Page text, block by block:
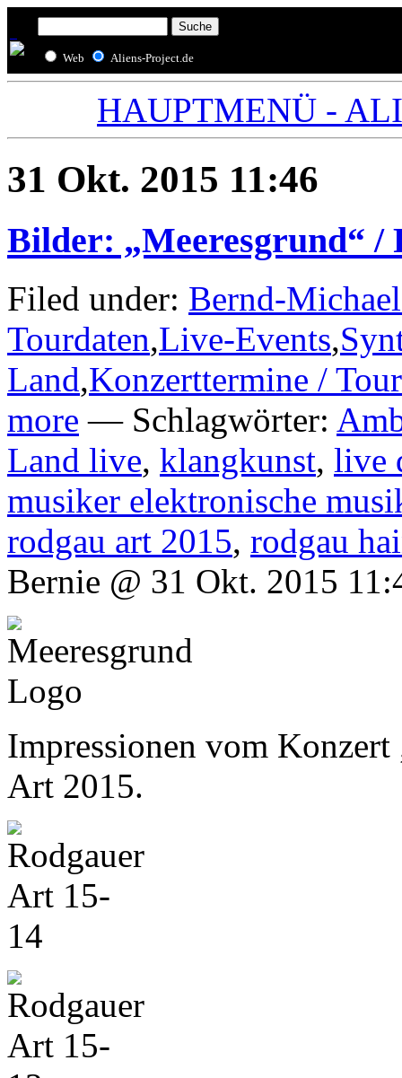
Web Aliens-Project.de
HAUPTMENÜ -
31 Okt. 2015 11:46
Bilder: „Meeresgrund“ /
Filed under: Bernd-
Tourdaten,Live-Events,
Land,Konzerttermine /
more — Schlagwörter:
Land live, klangkunst, live
musiker elektronische
rodgau art 2015, rodgau
Bernie @ 31 Okt. 2015
Impressionen vom Konzert
Art 2015.